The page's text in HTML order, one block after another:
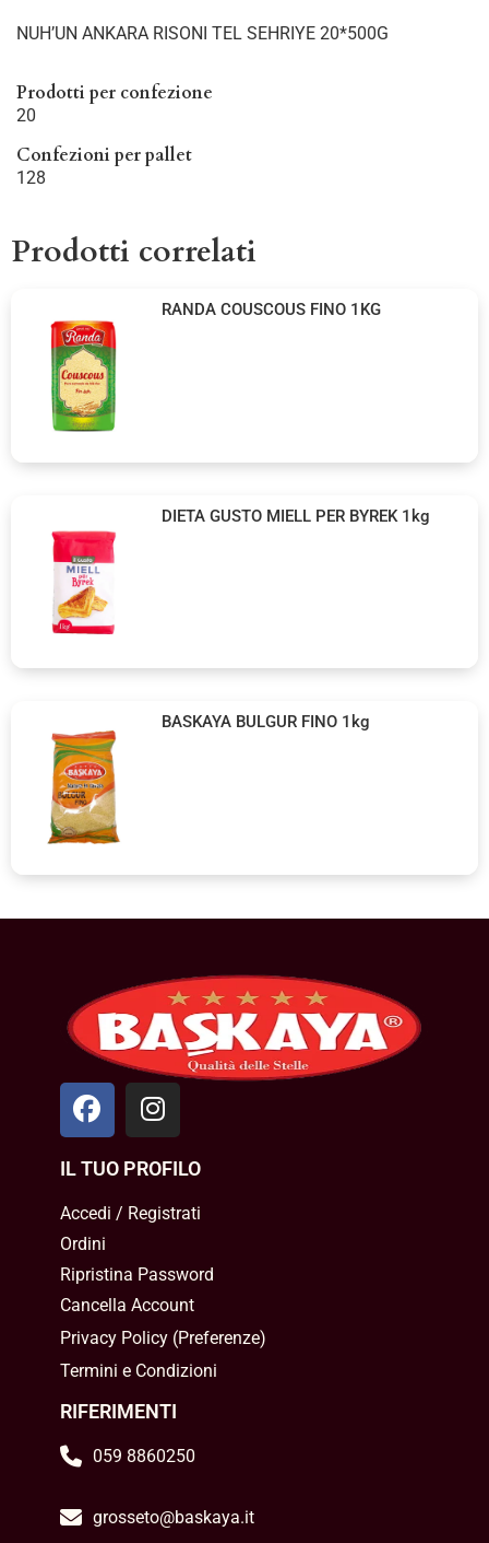
NUH’UN ANKARA RISONI TEL SEHRIYE 20*500G
Prodotti per confezione
20
Confezioni per pallet
128
Prodotti correlati
RANDA COUSCOUS FINO 1KG
DIETA GUSTO MIELL PER BYREK 1kg
BASKAYA BULGUR FINO 1kg
IL TUO PROFILO
Accedi / Registrati
Ordini
Ripristina Password
Cancella Account
Privacy Policy(Preferenze)
Termini e Condizioni
RIFERIMENTI
059 8860250
grosseto@baskaya.it